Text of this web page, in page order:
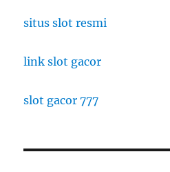
situs slot resmi
link slot gacor
slot gacor 777